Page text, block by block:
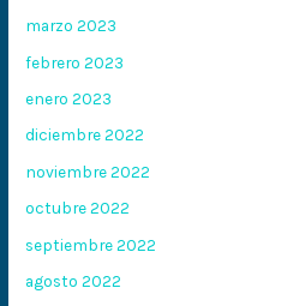
marzo 2023
febrero 2023
enero 2023
diciembre 2022
noviembre 2022
octubre 2022
septiembre 2022
agosto 2022